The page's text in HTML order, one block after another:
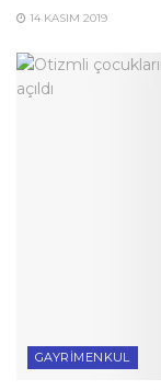
14 KASIM 2019
GAYRIMENKUL